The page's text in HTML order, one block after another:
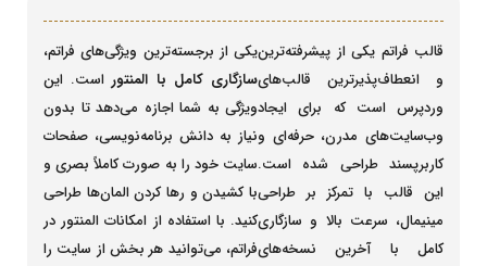
قالب فراتم یکی از پیشرفته‌ترین
و انعطاف‌پذیرترین قالب‌های
وردپرس است که برای ایجاد
وب‌سایت‌های مدرن، حرفه‌ای و
کاربرپسند طراحی شده است.
این قالب با تمرکز بر طراحی
مینیمال، سرعت بالا و سازگاری
کامل با آخرین نسخه‌های
یکی از برجسته‌ترین ویژگی‌های فراتم،
سازگاری کامل با المنتوراست. این
ویژگی به شما اجازه می‌دهد تا بدون
نیاز به دانش برنامه‌نویسی، صفحات
سایت خود را به صورت کاملاً بصری و
با کشیدن و رها کردن المان‌ها طراحی
کنید. با استفاده از امکانات المنتور در
فراتم، می‌توانید هر بخش از سایت را